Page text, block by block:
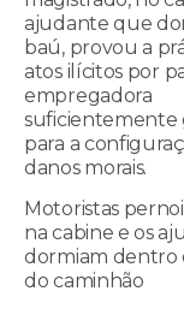
ajudante que
baú, provou a
atos ilícitos por
empregadora
suficientemente
para a
danos morais.
Motoristas
na cabine e os
dormiam dentro
do caminhão